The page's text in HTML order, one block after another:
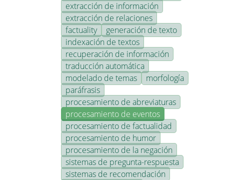
extracción de información
extracción de relaciones
factuality
generación de texto
indexación de textos
recuperación de información
traducción automática
modelado de temas
morfología
paráfrasis
procesamiento de abreviaturas
procesamiento de eventos
procesamiento de factualidad
procesamiento de humor
procesamiento de la negación
sistemas de pregunta-respuesta
sistemas de recomendación